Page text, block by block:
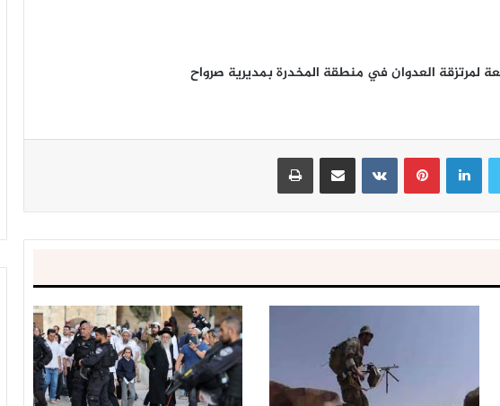
لمرتزقة العدوان في منطقة المخدرة بمديرية صرواح
لينكدإنبينتيريست مشاركة عبر البريد طباعة